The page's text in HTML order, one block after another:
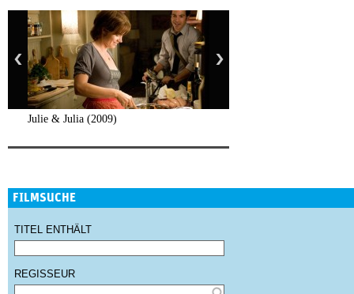
Julie & Julia (2009)
FILMSUCHE
TITEL ENTHÄLT
REGISSEUR